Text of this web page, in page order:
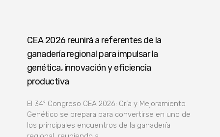
CEA 2026 reunirá a referentes de la
ganadería regional para impulsar la
genética, innovación y eficiencia
productiva
El 34º Congreso CEA 2026: Cría y Mejoramiento
Genético se prepara para convertirse en uno de
los principales encuentros de la ganadería